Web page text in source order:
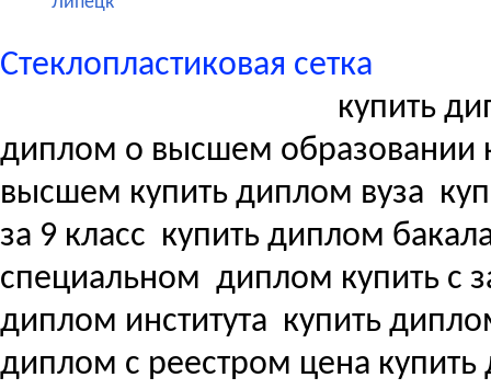
Стеклопластиковая сетка
купить
диплом о высшем образовании
высшем купить диплом вуза
за 9 класс купить диплом
специальном диплом купить с
диплом института купить
диплом с реестром цена